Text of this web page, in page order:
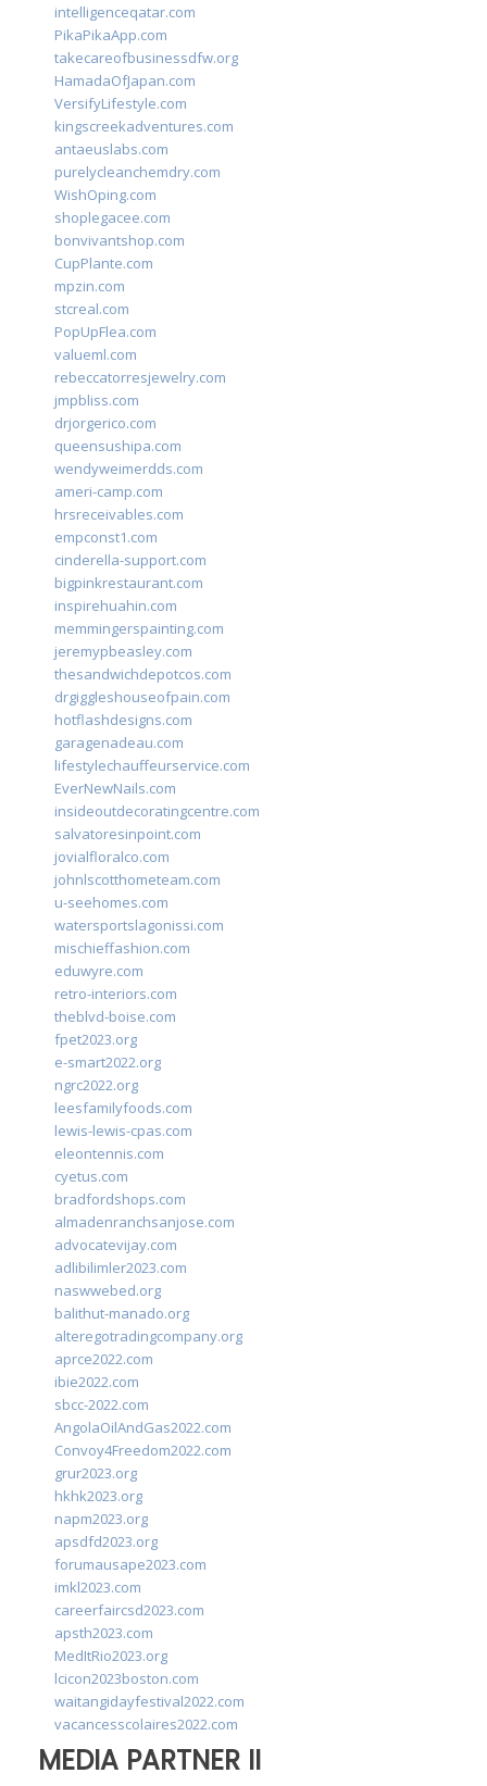
intelligenceqatar.com
PikaPikaApp.com
takecareofbusinessdfw.org
HamadaOfJapan.com
VersifyLifestyle.com
kingscreekadventures.com
antaeuslabs.com
purelycleanchemdry.com
WishOping.com
shoplegacee.com
bonvivantshop.com
CupPlante.com
mpzin.com
stcreal.com
PopUpFlea.com
valueml.com
rebeccatorresjewelry.com
jmpbliss.com
drjorgerico.com
queensushipa.com
wendyweimerdds.com
ameri-camp.com
hrsreceivables.com
empconst1.com
cinderella-support.com
bigpinkrestaurant.com
inspirehuahin.com
memmingerspainting.com
jeremypbeasley.com
thesandwichdepotcos.com
drgiggleshouseofpain.com
hotflashdesigns.com
garagenadeau.com
lifestylechauffeurservice.com
EverNewNails.com
insideoutdecoratingcentre.com
salvatoresinpoint.com
jovialfloralco.com
johnlscotthometeam.com
u-seehomes.com
watersportslagonissi.com
mischieffashion.com
eduwyre.com
retro-interiors.com
theblvd-boise.com
fpet2023.org
e-smart2022.org
ngrc2022.org
leesfamilyfoods.com
lewis-lewis-cpas.com
eleontennis.com
cyetus.com
bradfordshops.com
almadenranchsanjose.com
advocatevijay.com
adlibilimler2023.com
naswwebed.org
balithut-manado.org
alteregotradingcompany.org
aprce2022.com
ibie2022.com
sbcc-2022.com
AngolaOilAndGas2022.com
Convoy4Freedom2022.com
grur2023.org
hkhk2023.org
napm2023.org
apsdfd2023.org
forumausape2023.com
imkl2023.com
careerfaircsd2023.com
apsth2023.com
MedItRio2023.org
lcicon2023boston.com
waitangidayfestival2022.com
vacancesscolaires2022.com
MEDIA PARTNER II